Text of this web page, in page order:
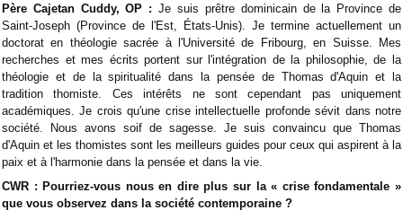
Père Cajetan Cuddy, OP : Je suis prêtre dominicain de la Province de
Saint-Joseph (Province de l'Est, États-Unis). Je termine actuellement un
doctorat en théologie sacrée à l'Université de Fribourg, en Suisse. Mes
recherches et mes écrits portent sur l'intégration de la philosophie, de la
théologie et de la spiritualité dans la pensée de Thomas d'Aquin et la
tradition thomiste. Ces intérêts ne sont cependant pas uniquement
académiques. Je crois qu'une crise intellectuelle profonde sévit dans notre
société. Nous avons soif de sagesse. Je suis convaincu que Thomas
d'Aquin et les thomistes sont les meilleurs guides pour ceux qui aspirent à la
paix et à l'harmonie dans la pensée et dans la vie.
CWR : Pourriez-vous nous en dire plus sur la « crise fondamentale »
que vous observez dans la société contemporaine ?